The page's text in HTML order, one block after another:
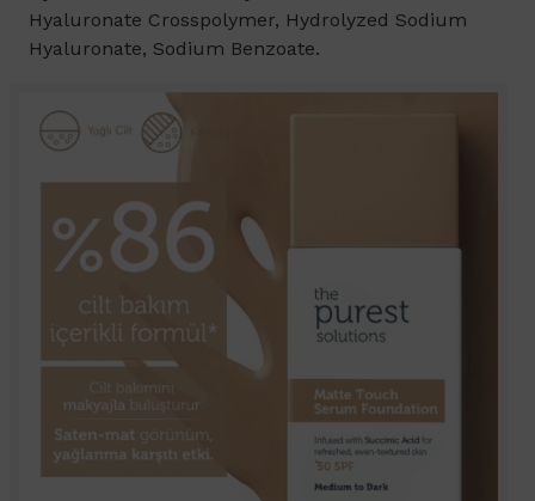
Hyaluronate Crosspolymer, Hydrolyzed Sodium
Hyaluronate, Sodium Benzoate.